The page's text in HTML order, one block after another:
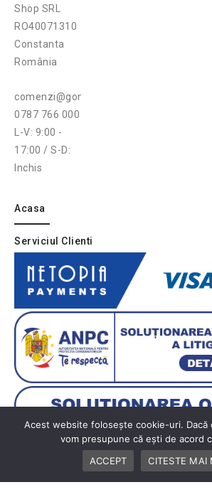
Shop SRL
RO40071310
Constanta
România
comenzi@gonga.ro
0787 766 000
L-V: 9:00 -
17:00 / S-D:
Inchis
Acasa
Serviciul Clienti
Acest website folosește cookie-uri. Dacă
vom presupune că ești de acord
ACCEPT
CITESTE MAI